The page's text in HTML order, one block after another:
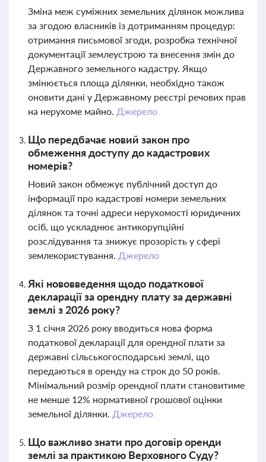
Зміна меж суміжних земельних ділянок можлива
за згодою власників із дотриманням процедур:
отримання письмової згоди, розробка технічної
документації землеустрою та внесення змін до
Державного земельного кадастру. Якщо
змінюється площа ділянки, необхідно також
оновити дані у Державному реєстрі речових прав
на нерухоме майно. Джерело
Що передбачає новий закон про
обмеження доступу до кадастрових
номерів?
Новий закон обмежує публічний доступ до
інформації про кадастрові номери земельних
ділянок та точні адреси нерухомості юридичних
осіб, що ускладнює антикорупційні
розслідування та знижує прозорість у сфері
землекористування. Джерело
Які нововведення щодо податкової
декларації за орендну плату за державні
землі з 2026 року?
З 1 січня 2026 року вводиться нова форма
податкової декларації для орендної плати за
державні сільськогосподарські землі, що
передаються в оренду на строк до 50 років.
Мінімальний розмір орендної плати становитиме
не менше 12% нормативної грошової оцінки
земельної ділянки. Джерело
Що важливо знати про договір оренди
землі за практикою Верховного Суду?